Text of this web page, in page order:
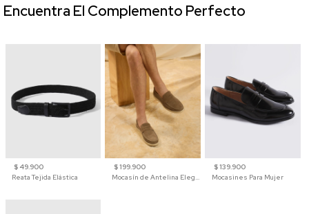
$ 49.900
Reata Tejida Elástica
$ 199.900
Mocasín de Antelina Elegante con Suela de Contraste Para Hombre
$ 139.900
Mocasines Para Mujer
Encuentra El Complemento Perfecto